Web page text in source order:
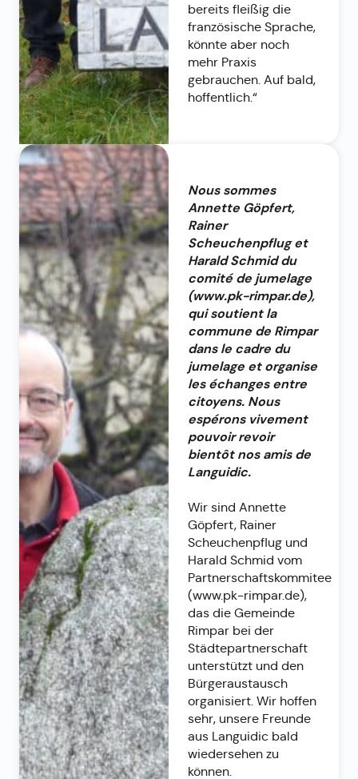
bereits fleißig die
französische Sprache,
könnte aber noch
mehr Praxis
gebrauchen. Auf bald,
hoffentlich.“
Nous sommes
Annette Göpfert,
Rainer
Scheuchenpflug et
Harald Schmid du
comité de jumelage
(www.pk-rimpar.de),
qui soutient la
commune de Rimpar
dans le cadre du
jumelage et organise
les échanges entre
citoyens. Nous
espérons vivement
pouvoir revoir
bientôt nos amis de
Languidic.
Wir sind Annette
Göpfert, Rainer
Scheuchenpflug und
Harald Schmid vom
Partnerschaftskommitee
(www.pk-rimpar.de),
das die Gemeinde
Rimpar bei der
Städtepartnerschaft
unterstützt und den
Bürgeraustausch
organisiert. Wir hoffen
sehr, unsere Freunde
aus Languidic bald
wiedersehen zu
können.